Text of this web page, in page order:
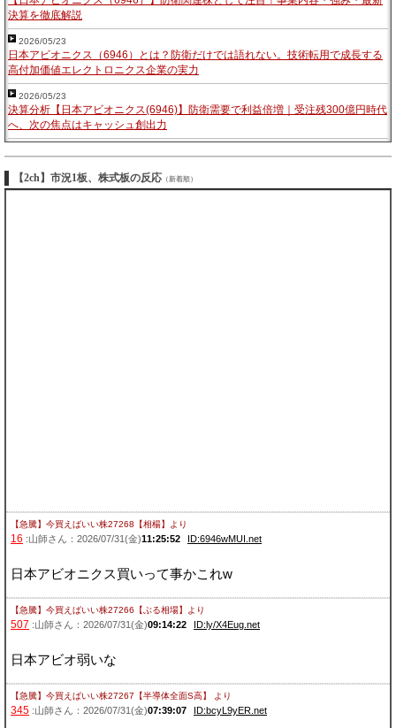
決算を徹底解説
2026/05/23
日本アビオニクス（6946）とは？防衛だけでは語れない。技術転用で成長する
高付加価値エレクトロニクス企業の実力
2026/05/23
決算分析【日本アビオニクス(6946)】防衛需要で利益倍増｜受注残300億円時代
へ、次の焦点はキャッシュ創出力
【2ch】市況1板、株式板の反応 （新着順）
【急騰】今買えばいい株27268【相楊】 より
16 :山師さん：2026/07/31(金)11:25:52 ID:6946wMUI.net
日本アビオニクス買いって事かこれw
【急騰】今買えばいい株27266【ぶる相場】 より
507 :山師さん：2026/07/31(金)09:14:22 ID:ly/X4Eug.net
日本アビオ弱いな
【急騰】今買えばいい株27267【半導体全面S高】 より
345 :山師さん：2026/07/31(金)07:39:07 ID:bcyL9yER.net